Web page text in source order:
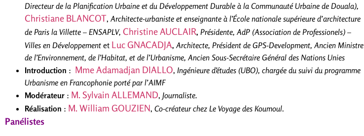
Directeur de la Planification Urbaine et du Développement Durable à la Communauté Urbaine de Douala),
Christiane BLANCOT, Architecte-urbaniste et enseignante à l’École nationale supérieure d’architecture
de Paris la Villette – ENSAPLV, Christine AUCLAIR, Présidente, AdP (Association de Professionels) –
Villes en Développement et Luc GNACADJA, Architecte, Président de GPS-Development, Ancien Ministre
de l’Environnement, de l’Habitat, et de l’Urbanisme, Ancien Sous-Secrétaire Général des Nations Unies
Introduction : Mme Adamadjan DIALLO, Ingénieure d’études (UBO), chargée du suivi du programme
Urbanisme en Francophonie porté par l’AIMF
Modérateur : M. Sylvain ALLEMAND, Journaliste.
Réalisation : M. William GOUZIEN, Co-créateur chez Le Voyage des Koumoul.
Panélistes